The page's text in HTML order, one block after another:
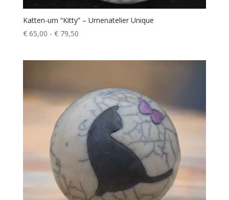
Katten-urn “Kitty” – Urnenatelier Unique
€65,00 - €79,50Prijsklasse: